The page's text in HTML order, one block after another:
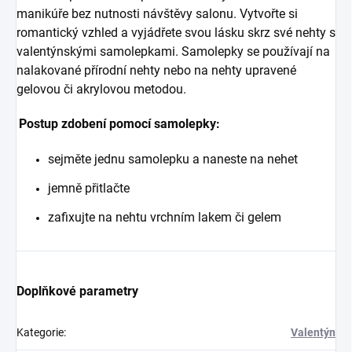
manikúře bez nutnosti návštěvy salonu. Vytvořte si
romantický vzhled a vyjádřete svou lásku skrz své nehty s
valentýnskými samolepkami. Samolepky se používají na
nalakované přírodní nehty nebo na nehty upravené
gelovou či akrylovou metodou.
Postup zdobení pomocí samolepky:
sejměte jednu samolepku a naneste na nehet
jemně přitlačte
zafixujte na nehtu vrchním lakem či gelem
Doplňkové parametry
Kategorie: Valentýn